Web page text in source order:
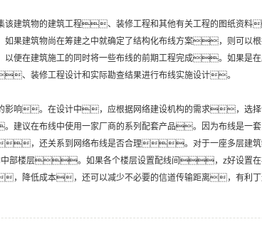
该建筑物的建筑工程、装修工程和其他有关工程的图纸资
果建筑物尚在筹建之中就确定了结构化布线方案，则可以
便在建筑施工的同时将一些布线的前期工程完成。如果是在
、装修工程设计和实际勘查结果进行布线实施设计。
的影响。在设计中，应根据网络建设机构的需求，选
建议在布线中使用一家厂商的系列配套产品。因为布线是
，还关系到网络布线是否合理。对于一座多层建
中部楼层。如果各个楼层设置配线间，z好设置在
，降低成本，还可以减少不必要的信道传输距离，有利